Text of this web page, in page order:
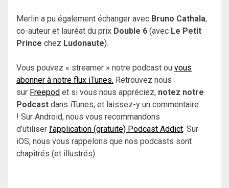
Merlin a pu également échanger avec Bruno Cathala,
co-auteur et lauréat du prix Double 6 (avec Le Petit
Prince chez Ludonaute).
Vous pouvez « streamer » notre podcast ou vous
abonner à notre flux iTunes. Retrouvez nous
sur Freepod et si vous nous appréciez, notez notre
Podcast dans iTunes, et laissez-y un commentaire
! Sur Android, nous vous recommandons
d’utiliser l’application (gratuite) Podcast Addict. Sur
iOS, nous vous rappelons que nos podcasts sont
chapitrés (et illustrés).